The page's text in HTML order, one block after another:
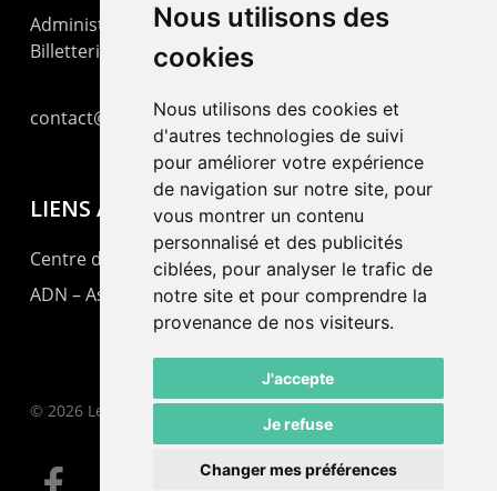
Nous utilisons des
cookies
Nous utilisons des cookies et
d'autres technologies de suivi
pour améliorer votre expérience
de navigation sur notre site, pour
vous montrer un contenu
personnalisé et des publicités
ciblées, pour analyser le trafic de
notre site et pour comprendre la
provenance de nos visiteurs.
J'accepte
Je refuse
Changer mes préférences
Administration : +41 32 725 03 03
Billetterie : +41 32 725 05 05
contact@lepommier.ch
LIENS AMIS
Centre de culture ABC
ADN – Association Danse Neuchâtel
© 2026 Le Pommier.
facebook email